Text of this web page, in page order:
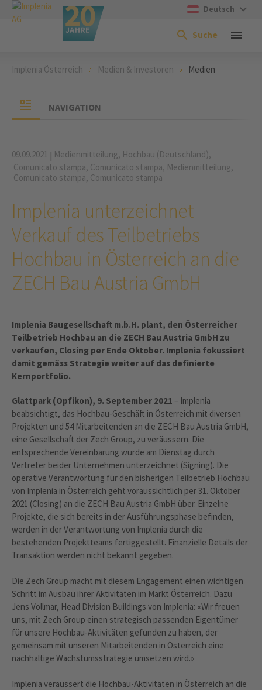
Deutsch
Suche
Implenia Österreich Medien & Investoren Medien
NAVIGATION
09.09.2021 | Medienmitteilung, Hochbau (Deutschland),
Comunicato stampa, Comunicato stampa, Medienmitteilung,
Comunicato stampa, Comunicato stampa
Implenia unterzeichnet
Verkauf des Teilbetriebs
Hochbau in Österreich an die
ZECH Bau Austria GmbH
Implenia Baugesellschaft m.b.H. plant, den Österreicher
Teilbetrieb Hochbau an die ZECH Bau Austria GmbH zu
verkaufen, Closing per Ende Oktober. Implenia fokussiert
damit gemäss Strategie weiter auf das definierte
Kernportfolio.
Glattpark (Opfikon), 9. September 2021 – Implenia
beabsichtigt, das Hochbau-Geschäft in Österreich mit diversen
Projekten und 54 Mitarbeitenden an die ZECH Bau Austria GmbH,
eine Gesellschaft der Zech Group, zu veräussern. Die
entsprechende Vereinbarung wurde am Dienstag durch
Vertreter beider Unternehmen unterzeichnet (Signing). Die
operative Verantwortung für den bisherigen Teilbetrieb Hochbau
von Implenia in Österreich geht voraussichtlich per 31. Oktober
2021 (Closing) an die ZECH Bau Austria GmbH über. Einzelne
Projekte, die sich bereits in der Ausführungsphase befinden,
werden in der Verantwortung von Implenia durch die
bestehenden Projektteams fertiggestellt. Finanzielle Details der
Transaktion werden nicht bekannt gegeben.
Die Zech Group macht mit diesem Engagement einen wichtigen
Schritt im Ausbau ihrer Aktivitäten im Markt Österreich. Dazu
Jens Vollmar, Head Division Buildings von Implenia: «Wir freuen
uns, mit Zech Group einen strategisch passenden Eigentümer
für unsere Hochbau-Aktivitäten gefunden zu haben, der
gemeinsam mit unseren Mitarbeitenden in Österreich eine
nachhaltige Wachstumsstrategie umsetzen wird.»
Implenia veräussert die Hochbau-Aktivitäten in Österreich an die